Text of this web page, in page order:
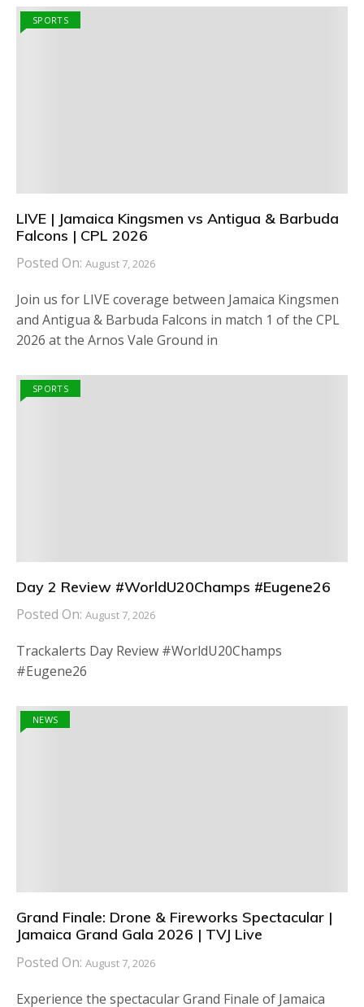
SPORTS
LIVE | Jamaica Kingsmen vs Antigua & Barbuda
Falcons | CPL 2026
Posted On: August 7, 2026
Join us for LIVE coverage between Jamaica Kingsmen
and Antigua & Barbuda Falcons in match 1 of the CPL
2026 at the Arnos Vale Ground in
SPORTS
Day 2 Review #WorldU20Champs #Eugene26
Posted On: August 7, 2026
Trackalerts Day Review #WorldU20Champs
#Eugene26
NEWS
Grand Finale: Drone & Fireworks Spectacular |
Jamaica Grand Gala 2026 | TVJ Live
Posted On: August 7, 2026
Experience the spectacular Grand Finale of Jamaica